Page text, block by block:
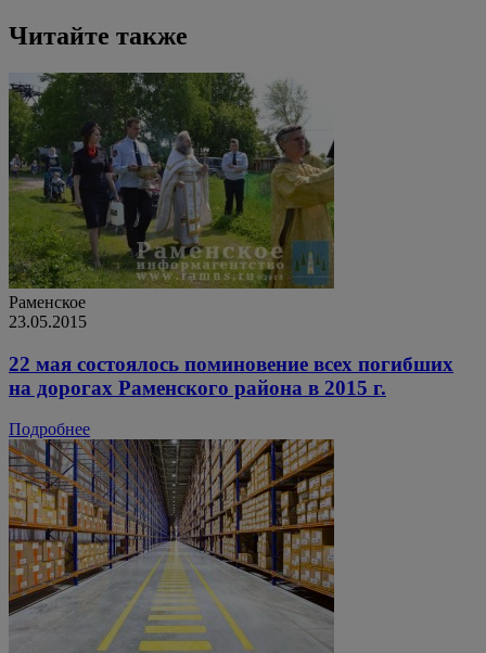
Читайте также
Раменское
23.05.2015
22 мая состоялось поминовение всех погибших
на дорогах Раменского района в 2015 г.
Подробнее